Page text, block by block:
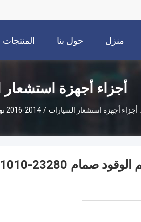
منزل حول بنا المنتجات
أجزاء أجهزة
أجزاء أجهزة استشعار السيارات / 2014-2016 تويوتا ضغط جهاز تنظيم الوقود صمام 23280-21010